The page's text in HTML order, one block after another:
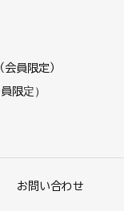
員限定）
限定）
お問い合わせ